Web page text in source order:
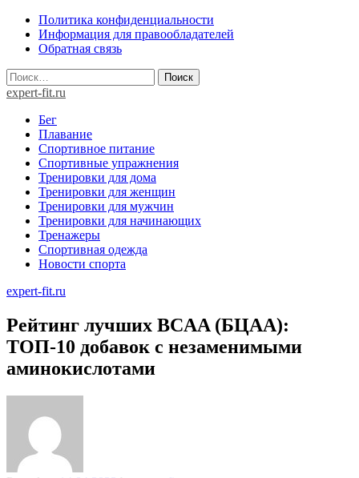
Skip
content
Политика конфиденциальности
Информация для правообладателей
Обратная связь
Найти:
expert-fit.ru
Бег
Плавание
Спортивное питание
Спортивные упражнения
Тренировки для дома
Тренировки для женщин
Тренировки для мужчин
Тренировки для начинающих
Тренажеры
Спортивная одежда
Новости спорта
expert-fit.ru
Рейтинг лучших BCAA (БЦАА):
ТОП-10 добавок с незаменимыми
аминокислотами